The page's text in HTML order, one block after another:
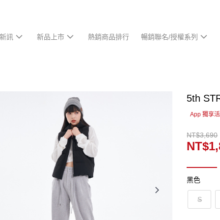
訊 新品上市 熱銷商品排行 暢銷聯名/授權系列
5th
App 獨享
NT$3,690
黑色
S